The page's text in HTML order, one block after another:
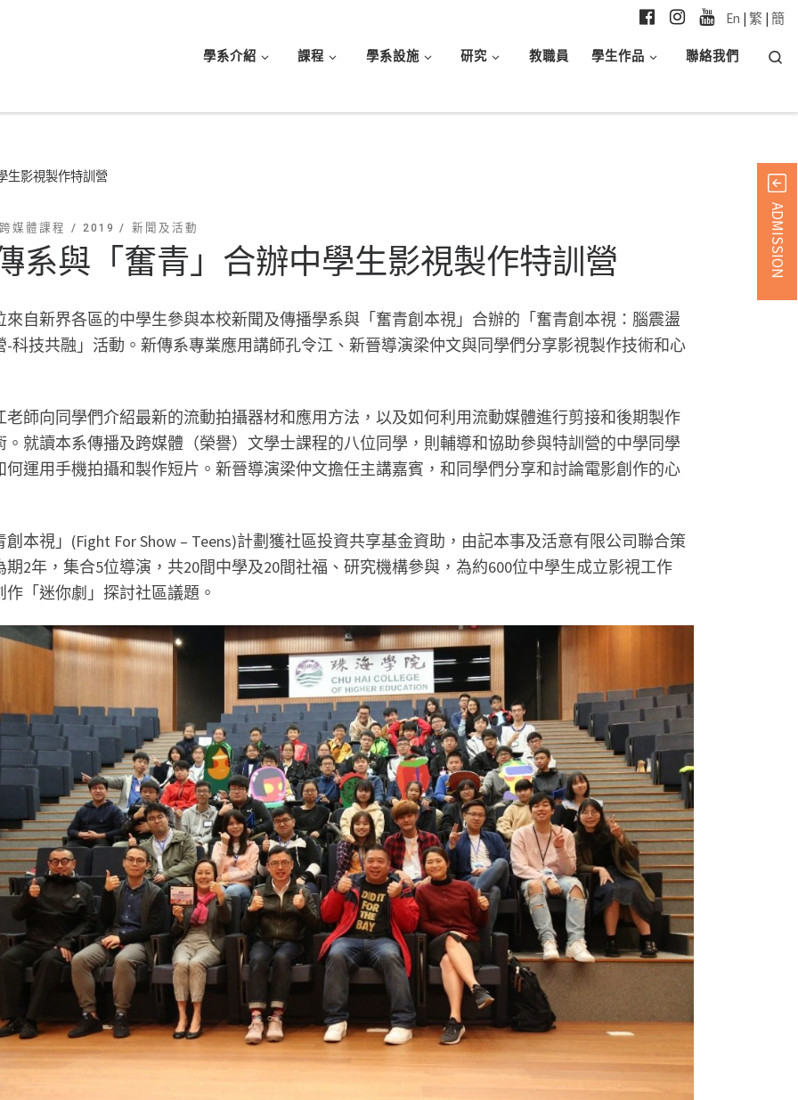
學系介紹 課程 學系設施 研究 教職員 學生作品 聯絡我們
En | 繁 | 簡
生影視製作特訓營
媒體課程 2019 新聞及活動
系與「奮青」合辦中學生影視製作特訓營
來自新界各區的中學生參與本校新聞及傳播學系與「奮青創本視」合辦的「奮青創本視：腦震盪
-科技共融」活動。新傳系專業應用講師孔令江、新晉導演梁仲文與同學們分享影視製作技術和心
老師向同學們介紹最新的流動拍攝器材和應用方法，以及如何利用流動媒體進行剪接和後期製作
。就讀本系傳播及跨媒體（榮譽）文學士課程的八位同學，則輔導和協助參與特訓營的中學同學
何運用手機拍攝和製作短片。新晉導演梁仲文擔任主講嘉賓，和同學們分享和討論電影創作的心
創本視」(Fight For Show – Teens)計劃獲社區投資共享基金資助，由記本事及活意有限公司聯合策
期2年，集合5位導演，共20間中學及20間社福、研究機構參與，為約600位中學生成立影視工作
作「迷你劇」探討社區議題。
ADMISSION